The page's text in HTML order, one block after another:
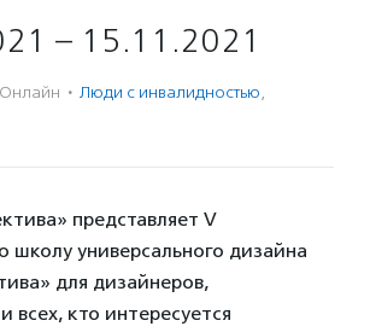
– 15.11.2021
Онлайн · Люди с инвалидностью,
представляет V
школу универсального дизайна
для дизайнеров,
всех, кто интересуется